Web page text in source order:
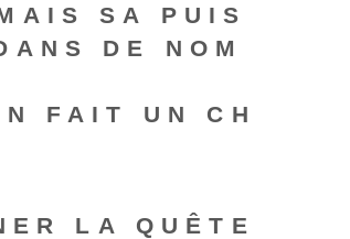
SA PUIS
DE NOM
FAIT UN CH
LA QUÊTE